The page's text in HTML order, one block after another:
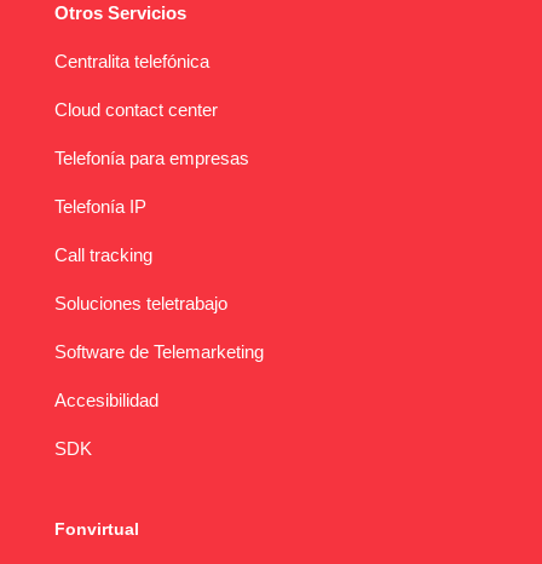
Otros Servicios
Centralita telefónica
Cloud contact center
Telefonía para empresas
Telefonía IP
Call tracking
Soluciones teletrabajo
Software de Telemarketing
Accesibilidad
SDK
Fonvirtual